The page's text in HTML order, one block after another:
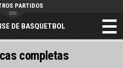
DE BASQUETBOL
PARTIDOS
completas